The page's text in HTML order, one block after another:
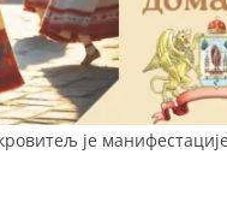
је